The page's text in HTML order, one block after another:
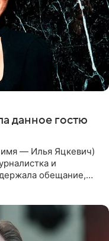
данное гостю
имя — Илья Яцкевич)
и
обещание,